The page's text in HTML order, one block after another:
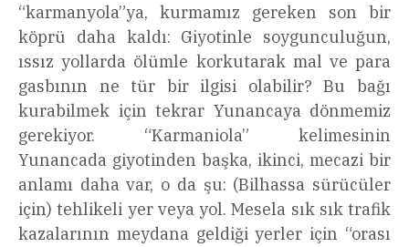
“karmanyola”ya, kurmamız gereken son bir
köprü daha kaldı: Giyotinle soygunculuğun,
ıssız yollarda ölümle korkutarak mal ve para
gasbının ne tür bir ilgisi olabilir? Bu bağı
kurabilmek için tekrar Yunancaya dönmemiz
gerekiyor. “Karmaniola” kelimesinin
Yunancada giyotinden başka, ikinci, mecazi bir
anlamı daha var, o da şu: (Bilhassa sürücüler
için) tehlikeli yer veya yol. Mesela sık sık trafik
kazalarının meydana geldiği yerler için “orası